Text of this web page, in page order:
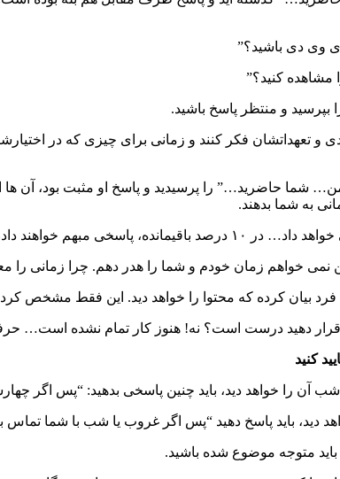
وی دی باشید؟”
مشاهده کنید؟”
بپرسید و منتظر پاسخ باشید.
و تعهداتشان فکر کنند و زمانی برای چیزی که در
شما حاضرید…” را پرسیدید و پاسخ او مثبت بود، آن
به شما بدهند.
نمی خواهم زمان خودم و شما را هدر دهم. چرا زمانی را
بیان کرده که محتوا را خواهد دید. این فقط مشخص
قرار دهید درست است؟ نه! هنوز کار تمام نشده است…
کنید
آن را خواهد دید، باید چنین پاسخی بدهید: “پس اگر
دید، باید پاسخ دهید “پس اگر غروب یا شب با شما
متوجه موضوع شده باشید.